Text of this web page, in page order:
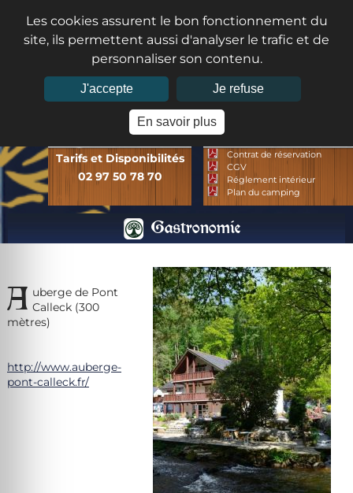
Les cookies assurent le bon fonctionnement du
site, ils permettent aussi d'analyser le trafic et de
personnaliser son contenu.
J'accepte Je refuse
En savoir plus
Contrat de réservation
CGV
Réglement intérieur
Plan du camping
Réservations
Tarifs et Disponibilités
02 97 50 78 70
Gastronomie
A uberge de Pont
Calleck (300
mètres)
http://www.auberge-
pont-calleck.fr/